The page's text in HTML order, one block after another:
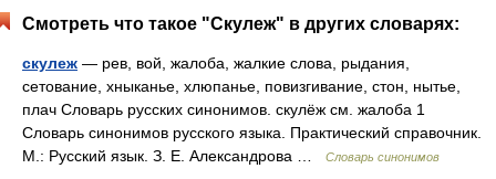
Смотреть что такое "Скулеж" в других словарях:
скулеж — рев, вой, жалоба, жалкие слова, рыдания,
сетование, хныканье, хлюпанье, повизгивание, стон, нытье,
плач Словарь русских синонимов. скулёж см. жалоба 1
Словарь синонимов русского языка. Практический справочник.
М.: Русский язык. З. Е. Александрова …
Словарь синонимов